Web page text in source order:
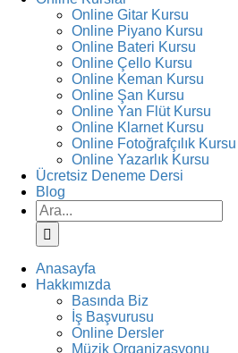
Online Gitar Kursu
Online Piyano Kursu
Online Bateri Kursu
Online Çello Kursu
Online Keman Kursu
Online Şan Kursu
Online Yan Flüt Kursu
Online Klarnet Kursu
Online Fotoğrafçılık Kursu
Online Yazarlık Kursu
Ücretsiz Deneme Dersi
Blog
Ara:
Anasayfa
Hakkımızda
Basında Biz
İş Başvurusu
Online Dersler
Müzik Organizasyonu